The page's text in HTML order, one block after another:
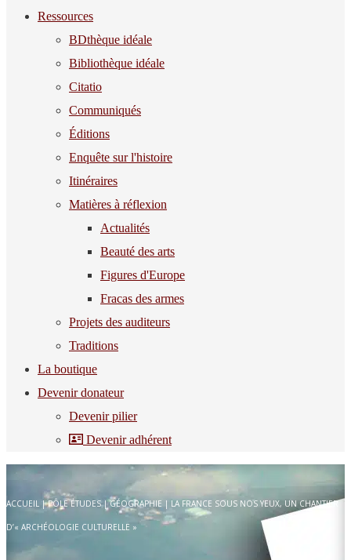
Ressources
BDthèque idéale
Bibliothèque idéale
Citatio
Communiqués
Éditions
Enquête sur l'histoire
Itinéraires
Matières à réflexion
Actualités
Beauté des arts
Figures d'Europe
Fracas des armes
Projets des auditeurs
Traditions
La boutique
Devenir donateur
Devenir pilier
Devenir adhérent
ACCUEIL |PÔLE ÉTUDES|GÉOGRAPHIE | LA FRANCE SOUS NOS YEUX, UN CHANTIER
D’« ARCHÉOLOGIE CULTURELLE »